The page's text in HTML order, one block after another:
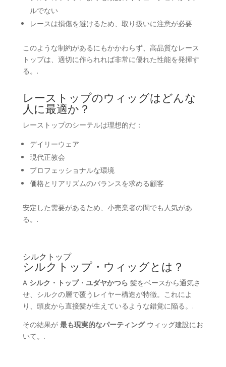
ルでない
レースは損傷を避けるため、取り扱いに注意が必要
このような制約があるにもかかわらず、高品質なレース
トップは、適切に作られれば非常に優れた性能を発揮す
る。.
レーストップのウィッグはどんな
人に最適か？
レーストップのシーテルは理想的だ：
デイリーウェア
現代正教会
プロフェッショナルな環境
価格とリアリズムのバランスを求める顧客
安定した需要があるため、小売業者の間でも人気があ
る。.
シルクトップ
シルクトップ・ウィッグとは？
A シルク・トップ・ユダヤかつら 髪をベースから通気さ
せ、シルクの層で覆うレイヤー構造が特徴。これによ
り、頭皮から直接髪が生えているような錯覚に陥る。.
その結果が 最も現実的なパーティングウィッグ建設にお
いて。.